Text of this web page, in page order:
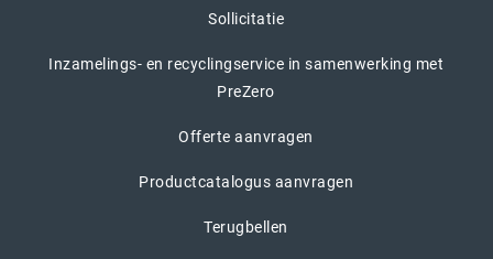
Sollicitatie
Inzamelings- en recyclingservice in samenwerking met
PreZero
Offerte aanvragen
Productcatalogus aanvragen
Terugbellen